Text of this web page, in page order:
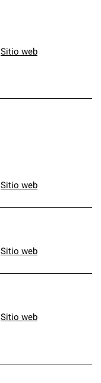
Sitio web
Sitio web
Sitio web
Sitio web